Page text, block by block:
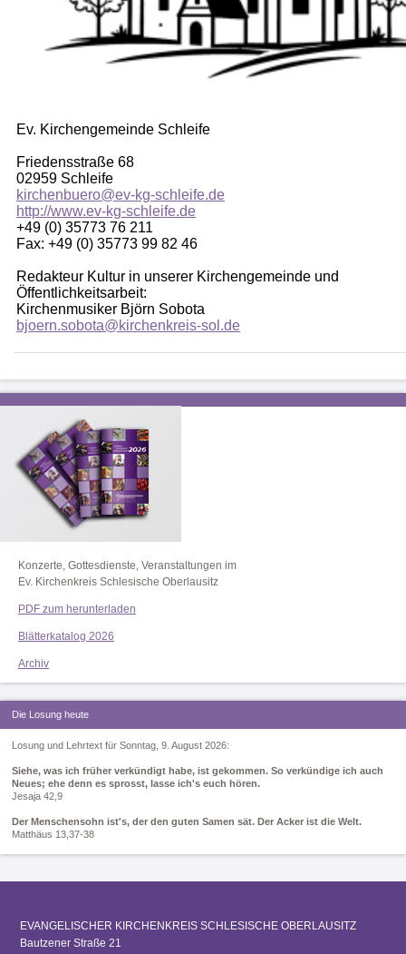
Ev. Kirchengemeinde Schleife
Friedensstraße 68
02959 Schleife
kirchenbuero@ev-kg-schleife.de
http://www.ev-kg-schleife.de
+49 (0) 35773 76 211
Fax: +49 (0) 35773 99 82 46
Redakteur Kultur in unserer Kirchengemeinde und
Öffentlichkeitsarbeit:
Kirchenmusiker Björn Sobota
bjoern.sobota@kirchenkreis-sol.de
Konzerte, Gottesdienste, Veranstaltungen im
Ev. Kirchenkreis Schlesische Oberlausitz
PDF zum herunterladen
Blätterkatalog 2026
Archiv
Die Losung heute
Losung und Lehrtext für Sonntag, 9. August 2026:
Siehe, was ich früher verkündigt habe, ist gekommen. So verkündige ich auch
Neues; ehe denn es sprosst, lasse ich's euch hören.
Jesaja 42,9
Der Menschensohn ist's, der den guten Samen sät. Der Acker ist die Welt.
Matthäus 13,37-38
EVANGELISCHER KIRCHENKREIS SCHLESISCHE OBERLAUSITZ
Bautzener Straße 21